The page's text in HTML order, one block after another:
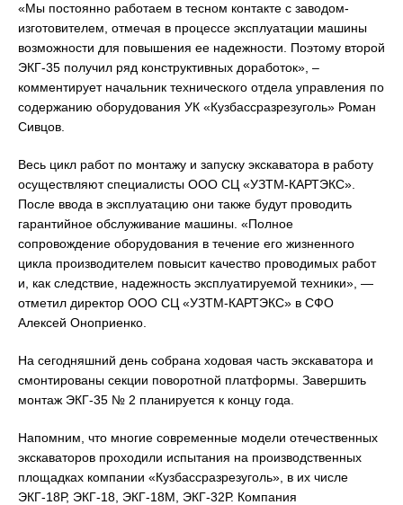
«Мы постоянно работаем в тесном контакте с заводом-
изготовителем, отмечая в процессе эксплуатации машины
возможности для повышения ее надежности. Поэтому второй
ЭКГ-35 получил ряд конструктивных доработок», –
комментирует начальник технического отдела управления по
содержанию оборудования УК «Кузбассразрезуголь» Роман
Сивцов.
Весь цикл работ по монтажу и запуску экскаватора в работу
осуществляют специалисты ООО СЦ «УЗТМ-КАРТЭКС».
После ввода в эксплуатацию они также будут проводить
гарантийное обслуживание машины. «Полное
сопровождение оборудования в течение его жизненного
цикла производителем повысит качество проводимых работ
и, как следствие, надежность эксплуатируемой техники», —
отметил директор ООО СЦ «УЗТМ-КАРТЭКС» в СФО
Алексей Оноприенко.
На сегодняшний день собрана ходовая часть экскаватора и
смонтированы секции поворотной платформы. Завершить
монтаж ЭКГ-35 № 2 планируется к концу года.
Напомним, что многие современные модели отечественных
экскаваторов проходили испытания на производственных
площадках компании «Кузбассразрезуголь», в их числе
ЭКГ-18Р, ЭКГ-18, ЭКГ-18М, ЭКГ-32Р. Компания